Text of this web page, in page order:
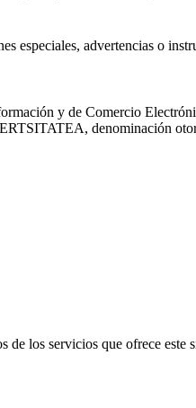
advertencias o
y de Comercio
denominación
los servicios que ofrece este